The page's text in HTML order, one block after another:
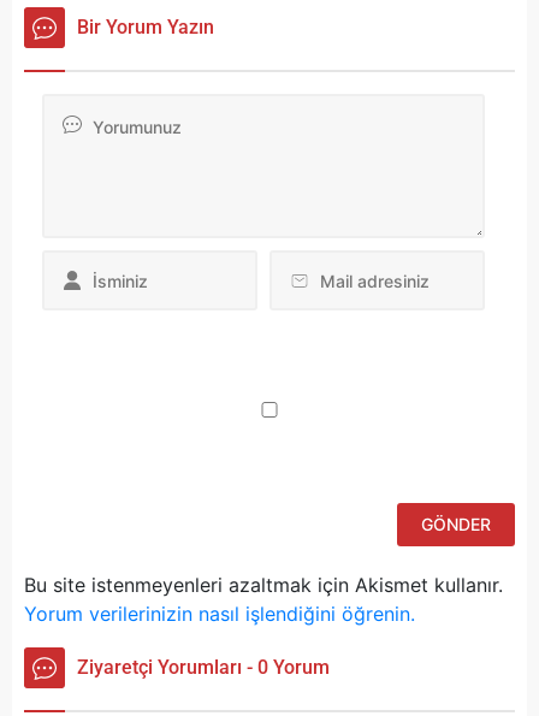
Bir Yorum Yazın
Bu site istenmeyenleri azaltmak için Akismet kullanır.
Yorum verilerinizin nasıl işlendiğini öğrenin.
Ziyaretçi Yorumları - 0 Yorum